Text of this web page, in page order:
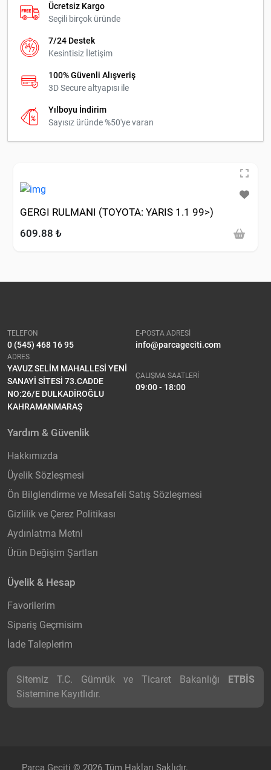
Ücretsiz Kargo
Seçili birçok üründe
7/24 Destek
Kesintisiz İletişim
100% Güvenli Alışveriş
3D Secure altyapısı ile
Yılboyu İndirim
Sayısız üründe %50'ye varan
GERGI RULMANI (TOYOTA: YARIS 1.1 99>)
609.88 ₺
TELEFON
0 (545) 468 16 95
E-POSTA ADRESİ
info@parcageciti.com
ADRES
YAVUZ SELİM MAHALLESİ YENİ
SANAYİ SİTESİ 73.CADDE
NO:26/E DULKADİROĞLU
KAHRAMANMARAŞ
ÇALIŞMA SAATLERİ
09:00 - 18:00
Yardım & Güvenlik
Hakkımızda
Üyelik Sözleşmesi
Ön Bilglendirme ve Mesafeli Satış Sözleşmesi
Gizlilik ve Çerez Politikası
Aydınlatma Metni
Ürün Değişim Şartları
Üyelik & Hesap
Favorilerim
Sipariş Geçmisim
İade Taleplerim
Sitemiz T.C. Gümrük ve Ticaret Bakanlığı ETBİS
Sistemine Kayıtlıdır.
Parça Geçiti © 2026 Tüm Hakları Saklıdır.